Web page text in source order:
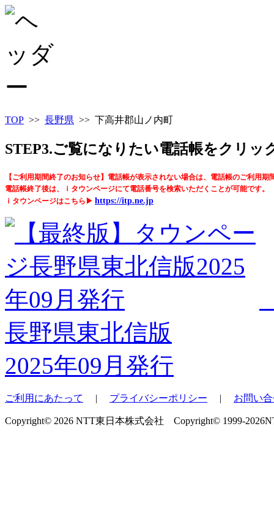
TOP >> 長野県 >> 下高井郡山ノ内町
STEP3.ご覧になりたい電話帳をクリッ
【ご利用期間終了のお知らせ】電話帳が表示されない場合は、電話帳のご利用期
電話帳終了後は、ｉタウンページにて電話番号を検索いただくことが可能です。
ｉタウンページはこちら▶ https://itp.ne.jp
長野県東北信版
2025年09月発行
ご利用にあたって | プライバシーポリシー | お問い
Copyright© 2026 NTT東日本株式会社 Copyright© 1999-